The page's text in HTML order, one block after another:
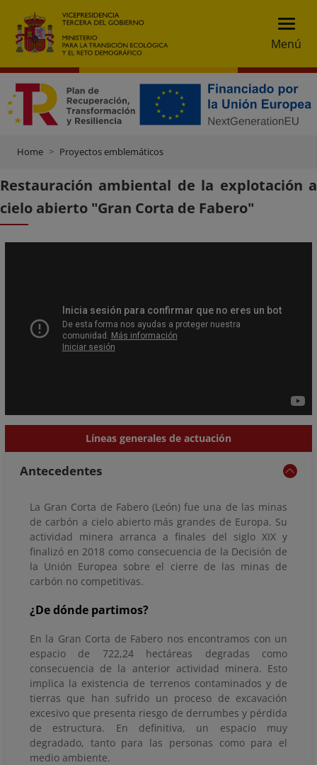
Menú
Home Proyectos emblemáticos
Restauración ambiental de la explotación a
cielo abierto "Gran Corta de Fabero"
Líneas generales de actuación
Antecedentes
La Gran Corta de Fabero (León) fue una de las minas
de carbón a cielo abierto más grandes de Europa. Su
actividad minera arranca a finales del siglo XIX y
finalizó en 2018 como consecuencia de la Decisión de
la Unión Europea sobre el cierre de las minas de
carbón no competitivas.
¿De dónde partimos?
En la Gran Corta de Fabero nos encontramos con un
espacio de 722,24 hectáreas degradas como
consecuencia de la anterior actividad minera. Esto
implica la existencia de terrenos contaminados y de
tierras que han sufrido un proceso de excavación
excesivo que presenta riesgo de derrumbes y pérdida
de estructura. En definitiva, un espacio muy
degradado, tanto para las personas como para el
medio ambiente.